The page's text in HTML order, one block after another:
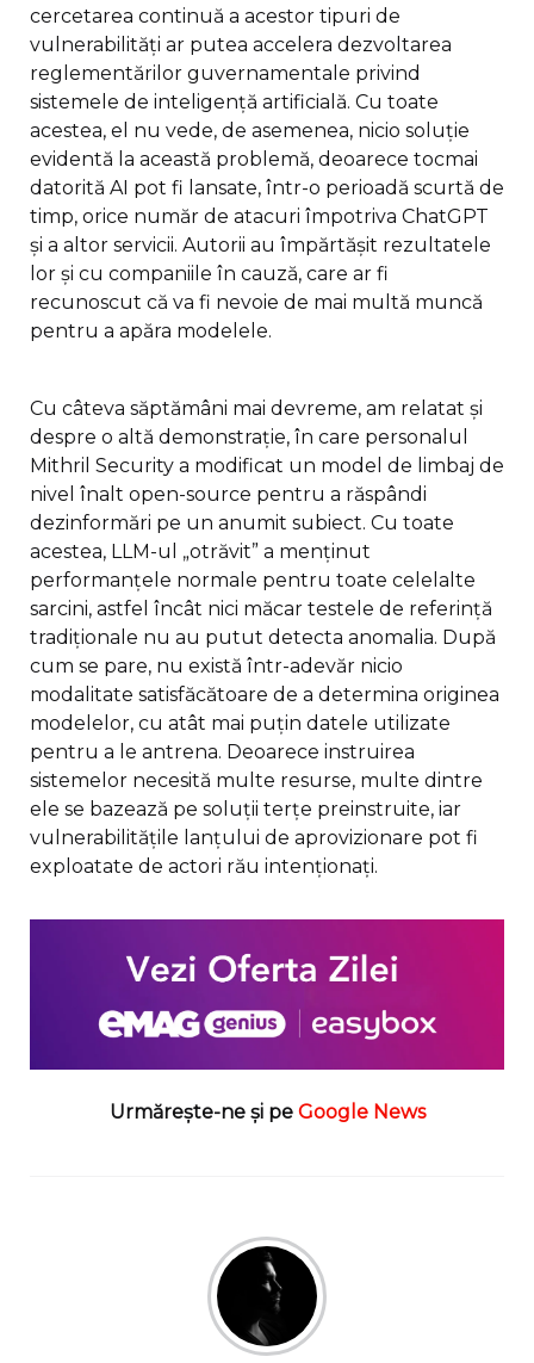
cercetarea continuă a acestor tipuri de
vulnerabilități ar putea accelera dezvoltarea
reglementărilor guvernamentale privind
sistemele de inteligență artificială. Cu toate
acestea, el nu vede, de asemenea, nicio soluție
evidentă la această problemă, deoarece tocmai
datorită AI pot fi lansate, într-o perioadă scurtă de
timp, orice număr de atacuri împotriva ChatGPT
și a altor servicii. Autorii au împărtășit rezultatele
lor și cu companiile în cauză, care ar fi
recunoscut că va fi nevoie de mai multă muncă
pentru a apăra modelele.
Cu câteva săptămâni mai devreme, am relatat și
despre o altă demonstrație, în care personalul
Mithril Security a modificat un model de limbaj de
nivel înalt open-source pentru a răspândi
dezinformări pe un anumit subiect. Cu toate
acestea, LLM-ul „otrăvit” a menținut
performanțele normale pentru toate celelalte
sarcini, astfel încât nici măcar testele de referință
tradiționale nu au putut detecta anomalia. După
cum se pare, nu există într-adevăr nicio
modalitate satisfăcătoare de a determina originea
modelelor, cu atât mai puțin datele utilizate
pentru a le antrena. Deoarece instruirea
sistemelor necesită multe resurse, multe dintre
ele se bazează pe soluții terțe preinstruite, iar
vulnerabilitățile lanțului de aprovizionare pot fi
exploatate de actori rău intenționați.
Urmărește-ne și pe Google News